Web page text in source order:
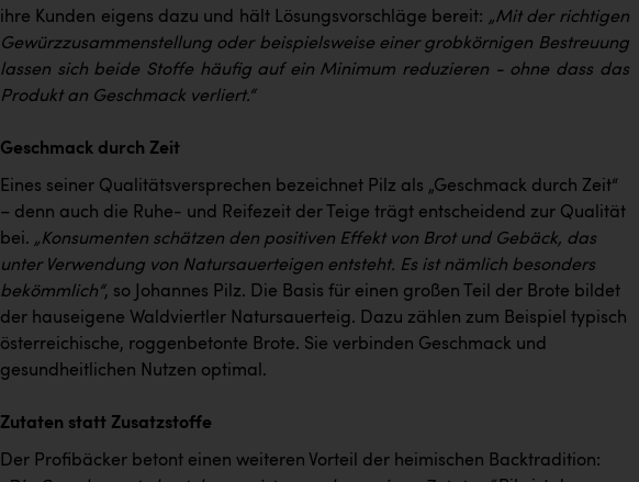
ihre Kunden eigens dazu und hält Lösungsvorschläge bereit: „Mit der richtigen
Gewürzzusammenstellung oder beispielsweise einer grobkörnigen Bestreuung
lassen sich beide Stoffe häufig auf ein Minimum reduzieren - ohne dass das
Produkt an Geschmack verliert.“
Geschmack durch Zeit
Eines seiner Qualitätsversprechen bezeichnet Pilz als „Geschmack durch Zeit“
– denn auch die Ruhe- und Reifezeit der Teige trägt entscheidend zur Qualität
bei. „Konsumenten schätzen den positiven Effekt von Brot und Gebäck, das
unter Verwendung von Natursauerteigen entsteht. Es ist nämlich besonders
bekömmlich“, so Johannes Pilz. Die Basis für einen großen Teil der Brote bildet
der hauseigene Waldviertler Natursauerteig. Dazu zählen zum Beispiel typisch
österreichische, roggenbetonte Brote. Sie verbinden Geschmack und
gesundheitlichen Nutzen optimal.
Zutaten statt Zusatzstoffe
Der Profibäcker betont einen weiteren Vorteil der heimischen Backtradition: